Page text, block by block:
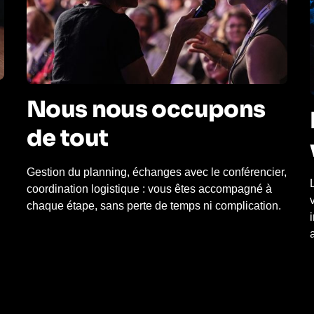
Nous nous occupons
de tout
Gestion du planning, échanges avec le conférencier,
coordination logistique : vous êtes accompagné à
chaque étape, sans perte de temps ni complication.